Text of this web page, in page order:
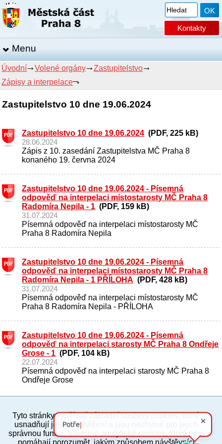
Kontakty
Menu
Úvodní Volené orgány
Zastupitelstvo
Zápisy a interpelace
Zastupitelstvo 10 dne 19.06.2024
Zastupitelstvo 10 dne 19.06.2024 (PDF, 225 kB)
28.06.2024
Zápis z 10. zasedání Zastupitelstva MČ Praha 8
konaného 19. června 2024
Zastupitelstvo 10 dne 19.06.2024 - Písemná
odpověď na interpelaci místostarosty MČ Praha 8
Radomíra Nepila - 1 (PDF, 159 kB)
31.07.2024
Písemná odpověď na interpelaci místostarosty MČ
Praha 8 Radomíra Nepila
Zastupitelstvo 10 dne 19.06.2024 - Písemná
odpověď na interpelaci místostarosty MČ Praha 8
Radomíra Nepila - 1 PŘÍLOHA (PDF, 428 kB)
31.07.2024
Písemná odpověď na interpelaci místostarosty MČ
Praha 8 Radomíra Nepila - PŘÍLOHA
Zastupitelstvo 10 dne 19.06.2024 - Písemná
odpověď na interpelaci starosty MČ Praha 8 Ondřeje
Grose - 1 (PDF, 104 kB)
22.07.2024
Písemná odpověď na interpelaci starosty MČ Praha 8
Ondřeje Grose
ENG
Tyto stránky využívají základní soubory cookies, které
usnadňují jejich prohlížení a jsou nezbytné pro jejich
správnou funkci. Volitelně analytické cookies, které nám
pomáhají porozumět, jakým způsobem návštěvníci